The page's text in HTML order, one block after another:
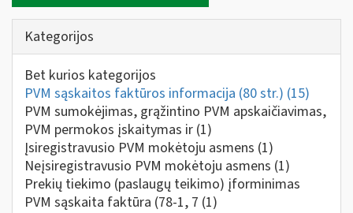
Kategorijos
Bet kurios kategorijos
PVM sąskaitos faktūros informacija (80 str.) (15)
PVM sumokėjimas, grąžintino PVM apskaičiavimas,
PVM permokos įskaitymas ir (1)
Įsiregistravusio PVM mokėtoju asmens (1)
Neįsiregistravusio PVM mokėtoju asmens (1)
Prekių tiekimo (paslaugų teikimo) įforminimas
PVM sąskaita faktūra (78-1, 7 (1)